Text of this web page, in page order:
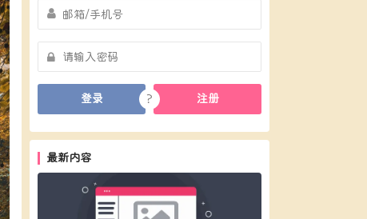
登录 ? 注册
最新内容